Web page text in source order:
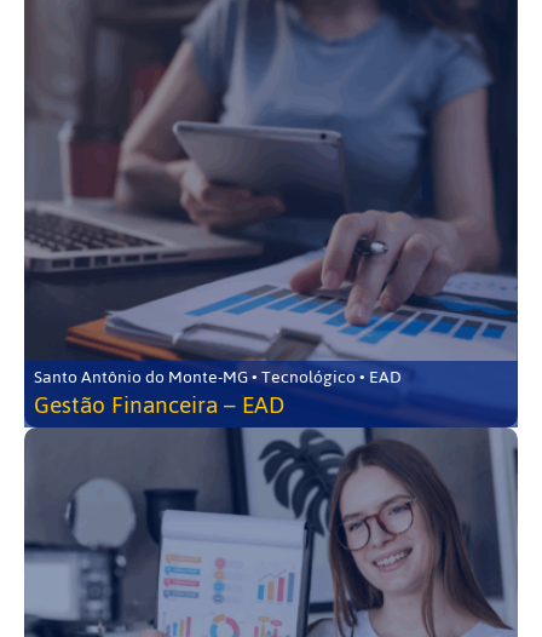
Santo Antônio do Monte-MG • Tecnológico • EAD
Gestão Financeira – EAD